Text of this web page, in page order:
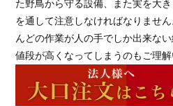
た野鳥から守る設備、また実を大
を通して注意しなければなりませ
んどの作業が人の手でしか出来な
値段が高くなってしまうのもご理